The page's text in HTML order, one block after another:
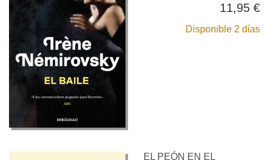
11,95 €
Disponible 2 días
EL PEÓN EN EL